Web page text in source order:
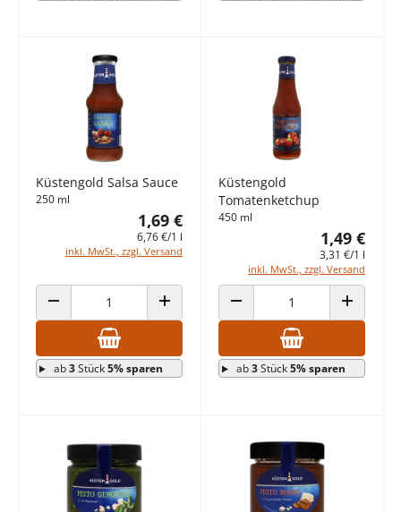
Küstengold Salsa Sauce
250 ml
1,69 €
6,76 €/1 l
inkl. MwSt., zzgl. Versand
ANZAHL VERRINGERN ANZAHL ERHÖHEN
ab3Stück5% sparen
Küstengold
Tomatenketchup
450 ml
1,49 €
3,31 €/1 l
inkl. MwSt., zzgl. Versand
ANZAHL VERRINGERN ANZAHL
ab3Stück5% sparen